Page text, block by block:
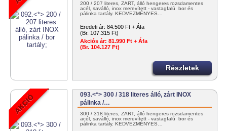
200 / 207 literes, ZÁRT, álló hengeres rozsdamentes
acél, saválló, inox merevített - vastagfalú bor és
pálinka tartály. KEDVEZMÉNYES…
Eredeti ár: 84.500 Ft + Áfa
(Br. 107.315 Ft)
Akciós ár: 81.990 Ft + Áfa
(Br. 104.127 Ft)
Részletek
093.<*> 300 / 318 literes álló, zárt INOX
pálinka /…
300 / 318 literes, ZÁRT, álló hengeres rozsdamentes
acél, saválló, inox merevített - vastagfalú bor és
pálinka tartály. KEDVEZMÉNYES…